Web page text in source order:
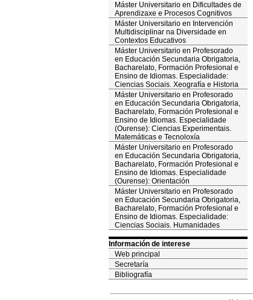
Máster Universitario en Dificultades de
Aprendizaxe e Procesos Cognitivos
Máster Universitario en Intervención
Multidisciplinar na Diversidade en
Contextos Educativos
Máster Universitario en Profesorado
en Educación Secundaria Obrigatoria,
Bacharelato, Formación Profesional e
Ensino de Idiomas. Especialidade:
Ciencias Sociais. Xeografía e Historia
Máster Universitario en Profesorado
en Educación Secundaria Obrigatoria,
Bacharelato, Formación Profesional e
Ensino de Idiomas. Especialidade
(Ourense): Ciencias Experimentais.
Matemáticas e Tecnoloxía
Máster Universitario en Profesorado
en Educación Secundaria Obrigatoria,
Bacharelato, Formación Profesional e
Ensino de Idiomas. Especialidade
(Ourense): Orientación
Máster Universitario en Profesorado
en Educación Secundaria Obrigatoria,
Bacharelato, Formación Profesional e
Ensino de Idiomas. Especialidade:
Ciencias Sociais. Humanidades
Información de interese
Web principal
Secretaría
Bibliografía